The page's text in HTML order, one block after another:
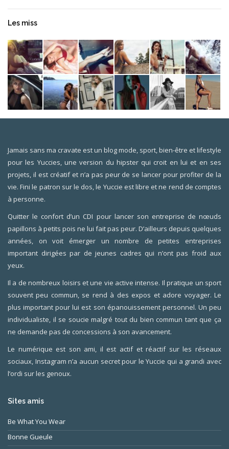
Les miss
Jamais sans ma cravate est un blog mode, sport, bien-être et lifestyle
pour les Yuccies, une version du hipster qui croit en lui et en ses
projets, il est créatif et n’a pas peur de se lancer pour profiter de la
vie. Fini le patron sur le dos, le Yuccie est libre et ne rend de comptes
à personne.
Quitter le confort d’un CDI pour lancer son entreprise de nœuds
papillons à petits pois ne lui fait pas peur. D’ailleurs depuis quelques
années, on voit émerger un nombre de petites entreprises
important dirigées par de jeunes cadres qui n’ont pas froid aux
yeux.
Il a de nombreux loisirs et une vie active intense. Il pratique un sport
souvent peu commun, se rend à des expos et adore voyager. Le
plus important pour lui est son épanouissement personnel. Un peu
individualiste, il se soucie malgré tout du bien commun tant que ça
ne demande pas de concessions à son avancement.
Le numérique est son ami, il est actif et réactif sur les réseaux
sociaux, Instagram n’a aucun secret pour le Yuccie qui a grandi avec
l’ordi sur les genoux.
Sites amis
Be What You Wear
Bonne Gueule